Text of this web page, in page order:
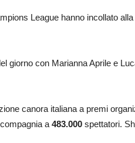
League hanno incollato
giorno con Marianna Aprile e
canora italiana a premi
a 483.000 spettatori.